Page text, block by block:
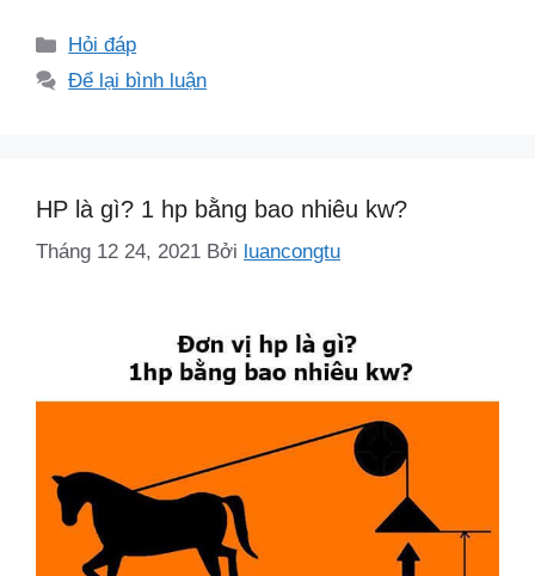
Danh
mục
Hỏi đáp
Để lại bình luận
HP là gì? 1 hp bằng bao nhiêu kw?
Tháng 12 24, 2021 Bởi luancongtu